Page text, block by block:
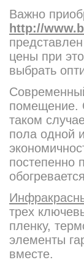
Важно
http://
цены при
выбрать
помещение.
таком
пола одной
постепенно
трех
пленку,
элементы
вместе.